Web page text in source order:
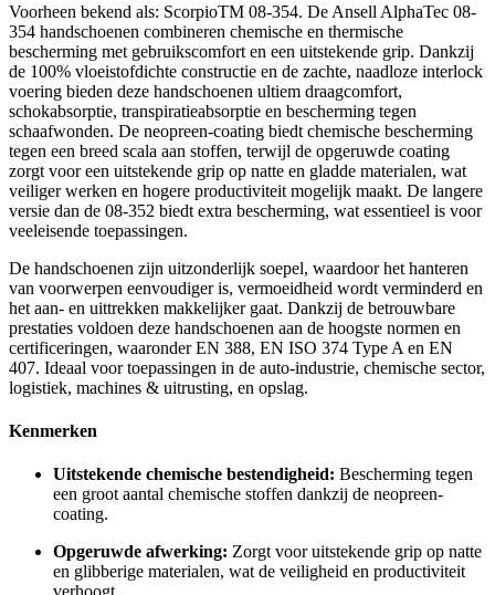
Voorheen bekend als: ScorpioTM 08-354. De Ansell AlphaTec 08-
354 handschoenen combineren chemische en thermische
bescherming met gebruikscomfort en een uitstekende grip. Dankzij
de 100% vloeistofdichte constructie en de zachte, naadloze interlock
voering bieden deze handschoenen ultiem draagcomfort,
schokabsorptie, transpiratieabsorptie en bescherming tegen
schaafwonden. De neopreen-coating biedt chemische bescherming
tegen een breed scala aan stoffen, terwijl de opgeruwde coating
zorgt voor een uitstekende grip op natte en gladde materialen, wat
veiliger werken en hogere productiviteit mogelijk maakt. De langere
versie dan de 08-352 biedt extra bescherming, wat essentieel is voor
veeleisende toepassingen.
De handschoenen zijn uitzonderlijk soepel, waardoor het hanteren
van voorwerpen eenvoudiger is, vermoeidheid wordt verminderd en
het aan- en uittrekken makkelijker gaat. Dankzij de betrouwbare
prestaties voldoen deze handschoenen aan de hoogste normen en
certificeringen, waaronder EN 388, EN ISO 374 Type A en EN
407. Ideaal voor toepassingen in de auto-industrie, chemische sector,
logistiek, machines & uitrusting, en opslag.
Kenmerken
Uitstekende chemische bestendigheid: Bescherming tegen
een groot aantal chemische stoffen dankzij de neopreen-
coating.
Opgeruwde afwerking: Zorgt voor uitstekende grip op natte
en glibberige materialen, wat de veiligheid en productiviteit